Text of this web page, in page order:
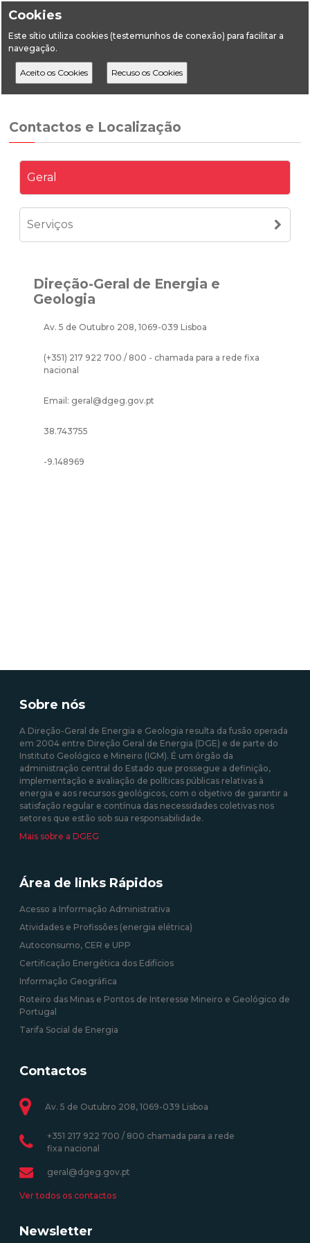
Cookies
Este sítio utiliza cookies (testemunhos de conexão) para facilitar a
navegação.
HomeA DGEG Contactos e Localização
Contactos e Localização
Geral
Serviços
Direção-Geral de Energia e
Geologia
Av. 5 de Outubro 208, 1069-039 Lisboa
(+351) 217 922 700 / 800 - chamada para a rede fixa
nacional
Email: geral@dgeg.gov.pt
38.743755
-9.148969
Sobre nós
A Direção-Geral de Energia e Geologia resulta da fusão operada
em 2004 entre Direção Geral de Energia (DGE) e de parte do
Instituto Geológico e Mineiro (IGM). É um órgão da
administração central do Estado que prossegue a definição,
implementação e avaliação de políticas públicas relativas à
energia e aos recursos geológicos, com o objetivo de garantir a
satisfação regular e contínua das necessidades coletivas nos
setores que estão sob sua responsabilidade.
Mais sobre a DGEG
Área de links Rápidos
Acesso a Informação Administrativa
Atividades e Profissões (energia elétrica)
Autoconsumo, CER e UPP
Certificação Energética dos Edifícios
Informação Geográfica
Roteiro das Minas e Pontos de Interesse Mineiro e Geológico de
Portugal
Tarifa Social de Energia
Contactos
Av. 5 de Outubro 208, 1069-039 Lisboa
+351 217 922 700 / 800 chamada para a rede
fixa nacional
geral@dgeg.gov.pt
Ver todos os contactos
Newsletter